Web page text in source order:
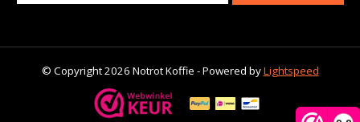
© Copyright 2026 Notrot Koffie - Powered byLightspeed